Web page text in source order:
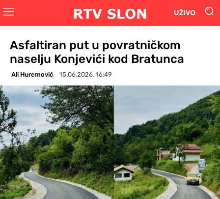
UŽIVO
Asfaltiran put u povratničkom
naselju Konjevići kod Bratunca
Ali Huremović 15.06.2026. 16:49